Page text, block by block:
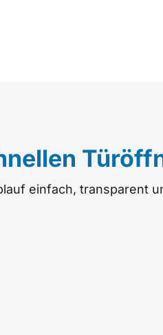
einfach, transparent